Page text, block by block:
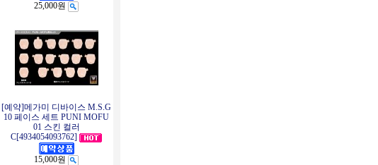
25,000원
[예약]메가미 디바이스 M.S.G
10 페이스 세트 PUNI MOFU
01 스킨 컬러
C[4934054093762]
15,000원